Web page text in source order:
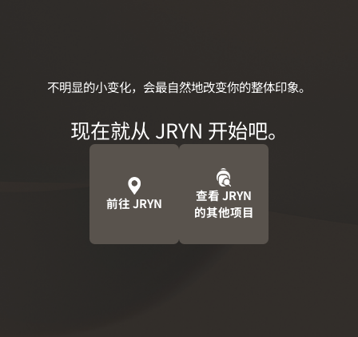
不明显的小变化， 会最自然地改变你的整体印象。
现在就从 JRYN 开始吧。
前往 JRYN
查看 JRYN
的其他项目